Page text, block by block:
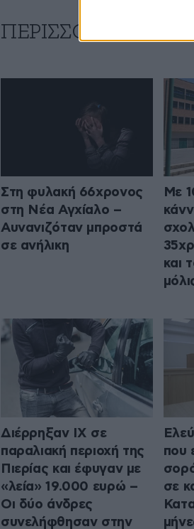
ΠΕΡΙΣΣΟΤΕΡΑ ΑΠΟ
Στη φυλακή 66χρονος
στη Νέα Αγχίαλο –
Αυνανιζόταν μπροστά
σε ανήλικη
Με
και
Διέρρηξαν ΙΧ σε
παραλιακή περιοχή της
Πιερίας και έφυγαν με
«λεία» 19.000 ευρώ –
Οι δύο άνδρες
συνελήφθησαν στην
που
σε